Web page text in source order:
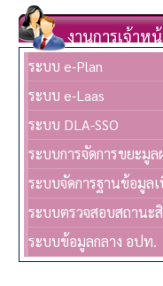
งานการเจ้าห
ระบบ e-Plan
ระบบ e-Laas
ระบบ DLA-SSO
ระบบการจัดการขยะมูล
ระบบจัดการฐานข้อมูล
ระบบตรวจสอบสถานะ
ระบบข้อมูลกลาง อปท.